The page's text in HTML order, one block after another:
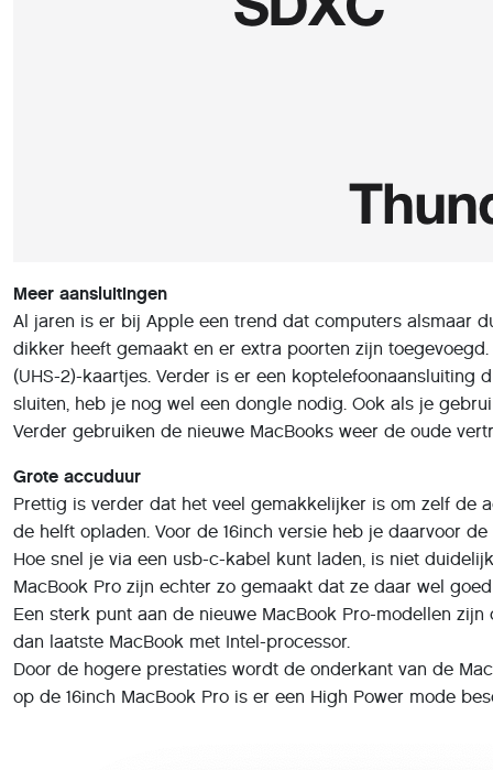
Meer aansluitingen
Al jaren is er bij Apple een trend dat computers alsmaar
dikker heeft gemaakt en er extra poorten zijn
(UHS-2)-kaartjes. Verder is er een
sluiten, heb je nog wel een dongle nodig. Ook als je
Verder gebruiken de nieuwe MacBooks weer de oude
Grote accuduur
Prettig is verder dat het veel gemakkelijker is om zelf de
de helft opladen. Voor de 16inch versie heb je daarvoor de
Hoe snel je via een usb-c-kabel kunt laden, is niet
MacBook Pro zijn echter zo gemaakt dat ze daar wel
Een sterk punt aan de nieuwe MacBook Pro-modellen
dan laatste MacBook met Intel-processor.
Door de hogere prestaties wordt de onderkant van de
op de 16inch MacBook Pro is er een High Power mode